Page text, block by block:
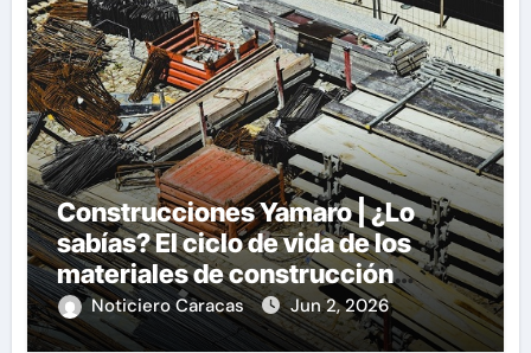
Construcciones Yamaro | ¿Lo
sabías? El ciclo de vida de los
materiales de construcción
revoluciona eficiencia en
proyectos modernos
Noticiero Caracas Jun 2, 2026